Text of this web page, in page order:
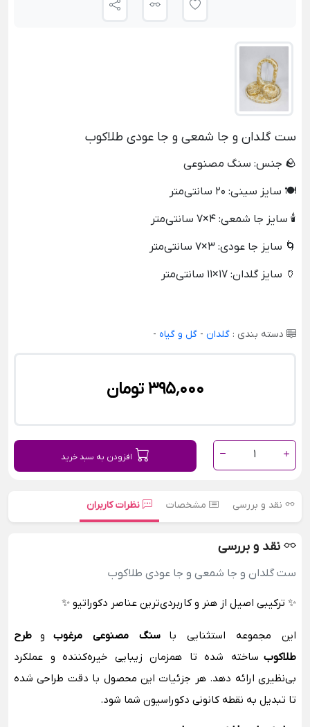
ست گلدان و جا شمعی و جا عودی طلاکوب
🪨 جنس: سنگ مصنوعی
🍽️ سایز سینی: 20 سانتی‌متر
🕯️ سایز جا شمعی: 4×7 سانتی‌متر
🌀 سایز جا عودی: 3×7 سانتی‌متر
🏺 سایز گلدان: 17×11 سانتی‌متر
دسته بندی : گلدان - گل و گیاه -
395٬000 تومان
1 افزودن به سبد خرید
نقد و بررسی مشخصات نظرات کاربران
نقد و بررسی
ست گلدان و جا شمعی و جا عودی طلاکوب
✨ ترکیبی اصیل از هنر و کاربردی‌ترین عناصر دکوراتیو ✨
این مجموعه استثنایی با سنگ مصنوعی مرغوب و طرح
طلاکوب ساخته شده تا همزمان زیبایی خیره‌کننده و عملکرد
بی‌نظیری ارائه دهد. هر جزئیات این محصول با دقت طراحی شده
تا تبدیل به نقطه کانونی دکوراسیون شما شود.